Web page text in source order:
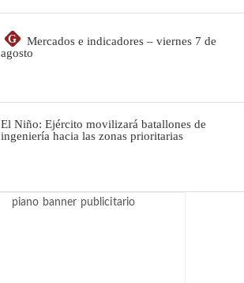
G
Mercados e indicadores – viernes 7 de
agosto
El Niño: Ejército movilizará batallones de
ingeniería hacia las zonas prioritarias